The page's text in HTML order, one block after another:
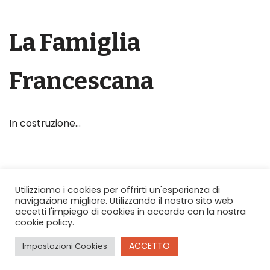
La Famiglia
Francescana
In costruzione…
Copyright © 2026 O.F.S. Piemonte e Valle d'Aosta
Theme byMinistryVoice.com
Utilizziamo i cookies per offrirti un'esperienza di
navigazione migliore. Utilizzando il nostro sito web
accetti l'impiego di cookies in accordo con la nostra
cookie policy.
Impostazioni Cookies ACCETTO